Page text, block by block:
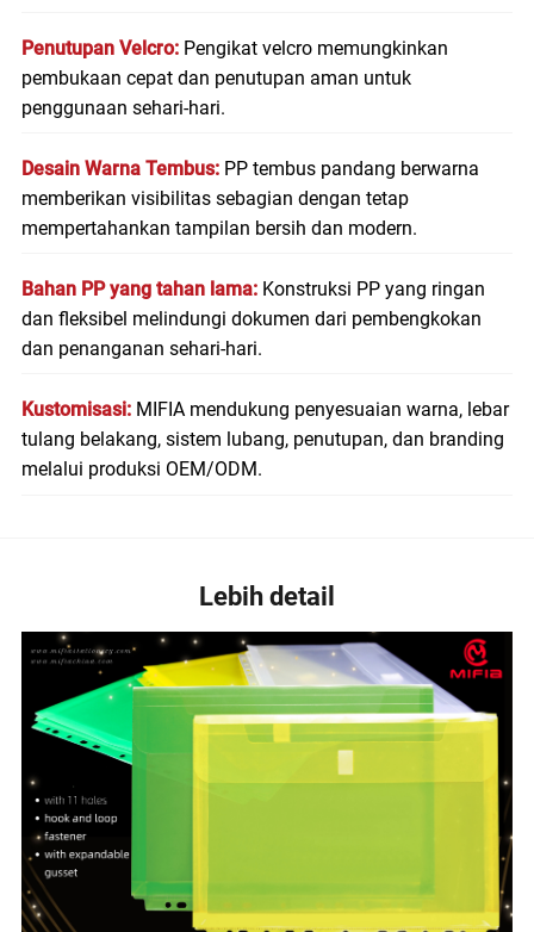
Penutupan Velcro: Pengikat velcro memungkinkan
pembukaan cepat dan penutupan aman untuk
penggunaan sehari-hari.
Desain Warna Tembus: PP tembus pandang berwarna
memberikan visibilitas sebagian dengan tetap
mempertahankan tampilan bersih dan modern.
Bahan PP yang tahan lama: Konstruksi PP yang ringan
dan fleksibel melindungi dokumen dari pembengkokan
dan penanganan sehari-hari.
Kustomisasi: MIFIA mendukung penyesuaian warna, lebar
tulang belakang, sistem lubang, penutupan, dan branding
melalui produksi OEM/ODM.
Lebih detail